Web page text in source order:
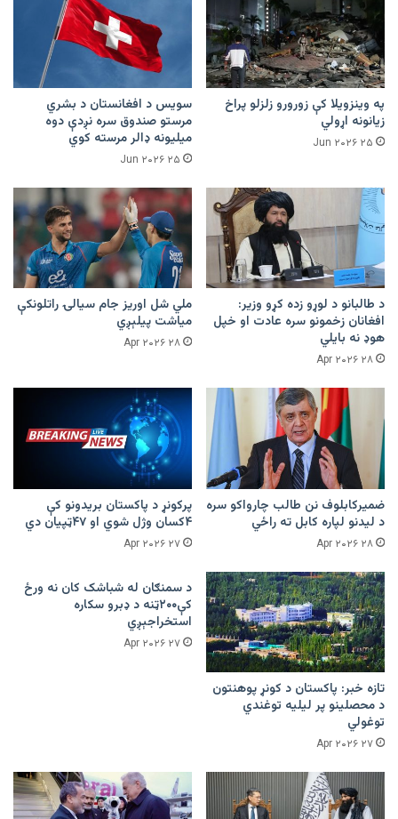
په وینزویلا کې زورورو زلزلو پراخ
زیانونه اړولي
۲۵ Jun ۲۰۲۶
سویس د افغانستان د بشري
مرستو صندوق سره نږدې دوه
میلیونه ډالر مرسته کوي
۲۵ Jun ۲۰۲۶
د طالبانو د لوړو زده کړو وزیر:
افغانان زخمونو سره عادت او خپل
هوډ نه بایلي
۲۸ Apr ۲۰۲۶
ملي شل اوریز جام سیالۍ راتلونکې
میاشت پیلېږي
۲۸ Apr ۲۰۲۶
ضمیرکابلوف نن طالب چارواکو سره
د لیدنو لپاره کابل ته راځي
۲۸ Apr ۲۰۲۶
پرکونړ د پاکستان بریدونو کې
۴کسان وژل شوي او ۴۷ټپیان دي
۲۷ Apr ۲۰۲۶
تازه خبر: پاکستان د کونړ پوهنتون
د محصلینو پر لیلیه توغندي
توغولي
۲۷ Apr ۲۰۲۶
د سمنګان له شباشک کان نه ورځ
کې۲۰۰ټنه د ډبرو سکاره
استخراجېږي
۲۷ Apr ۲۰۲۶